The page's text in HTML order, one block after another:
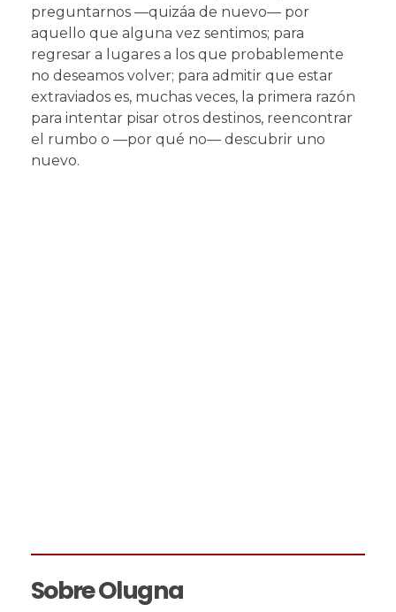
preguntarnos —quizáa de nuevo— por
aquello que alguna vez sentimos; para
regresar a lugares a los que probablemente
no deseamos volver; para admitir que estar
extraviados es, muchas veces, la primera razón
para intentar pisar otros destinos, reencontrar
el rumbo o —por qué no— descubrir uno
nuevo.
Sobre Olugna